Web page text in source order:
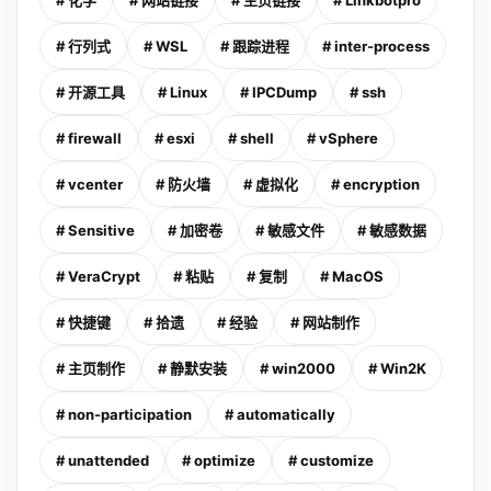
# 行列式 # WSL # 跟踪进程 # inter-process
# 开源工具 # Linux # IPCDump # ssh
# firewall # esxi # shell # vSphere
# vcenter # 防火墙 # 虚拟化 # encryption
# Sensitive # 加密卷 # 敏感文件 # 敏感数据
# VeraCrypt # 粘贴 # 复制 # MacOS
# 快捷键 # 拾遗 # 经验 # 网站制作
# 主页制作 # 静默安装 # win2000 # Win2K
# non-participation # automatically
# unattended # optimize # customize